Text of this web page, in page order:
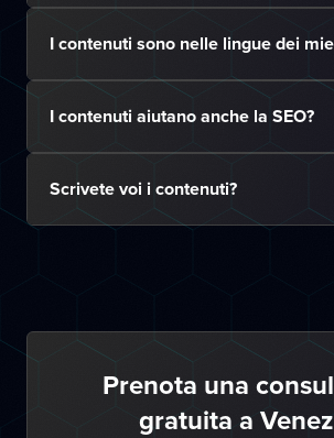
I contenuti sono nelle lingue dei
I contenuti aiutano anche la SEO?
Scrivete voi i contenuti?
Prenota una
gratuita a